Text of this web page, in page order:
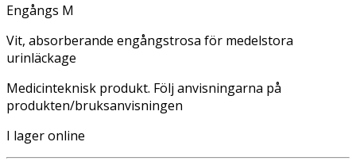
Engångs M
Vit, absorberande engångstrosa för medelstora
urinläckage
Medicinteknisk produkt. Följ anvisningarna på
produkten/bruksanvisningen
I lager online